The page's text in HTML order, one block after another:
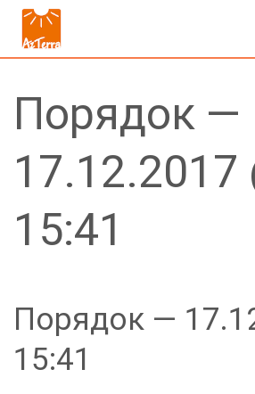
Порядок —
17.12.2017
15:41
Порядок —
15:41